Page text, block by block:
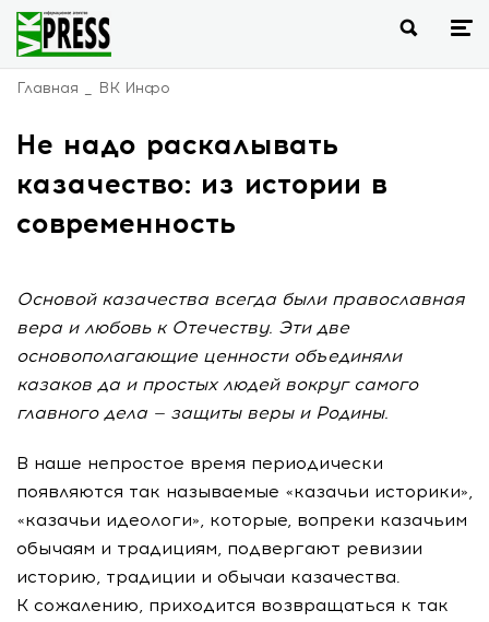
Главная ВК Инфо
Не надо раскалывать
казачество: из истории в
современность
Основой казачества всегда были православная
вера и любовь к Отечеству. Эти две
основополагающие ценности объединяли
казаков да и простых людей вокруг самого
главного дела — защиты веры и Родины.
В наше непростое время периодически
появляются так называемые «казачьи историки»,
«казачьи идеологи», которые, вопреки казачьим
обычаям и традициям, подвергают ревизии
историю, традиции и обычаи казачества.
К сожалению, приходится возвращаться к так